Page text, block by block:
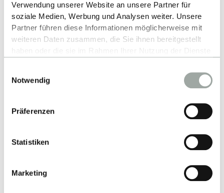
Verwendung unserer Website an unsere Partner für
soziale Medien, Werbung und Analysen weiter. Unsere
Partner führen diese Informationen möglicherweise mit
weiteren Daten zusammen, die Sie ihnen bereitgestellt
Alles zum Thema Cookies und personenbezogene
Datenverarbeitung entnehmen Sie unserer
Notwendig
Präferenzen
Statistiken
Marketing
Fakultät Informatik
Alteburgstraße 150
Liebe Besucher:innen, um relevante Inhalte
abspielen zu können, bitten wir Sie Cookies
und personenbezogene Datenverarbeitung